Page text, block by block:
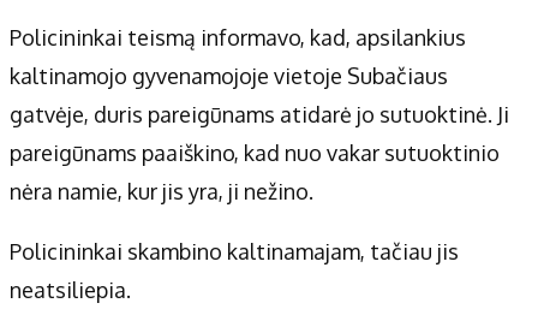
Policininkai teismą informavo, kad, apsilankius
kaltinamojo gyvenamojoje vietoje Subačiaus
gatvėje, duris pareigūnams atidarė jo sutuoktinė. Ji
pareigūnams paaiškino, kad nuo vakar sutuoktinio
nėra namie, kur jis yra, ji nežino.
Policininkai skambino kaltinamajam, tačiau jis
neatsiliepia.